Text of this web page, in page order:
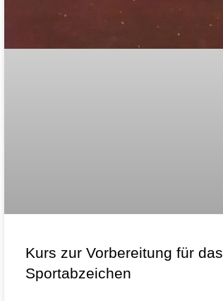
Kurs zur Vorbereitung für das
Sportabzeichen